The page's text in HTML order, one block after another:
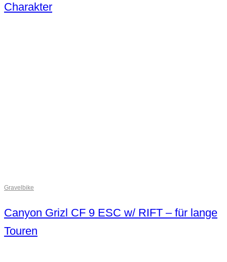
Charakter
Gravelbike
Canyon Grizl CF 9 ESC w/ RIFT – für lange
Touren